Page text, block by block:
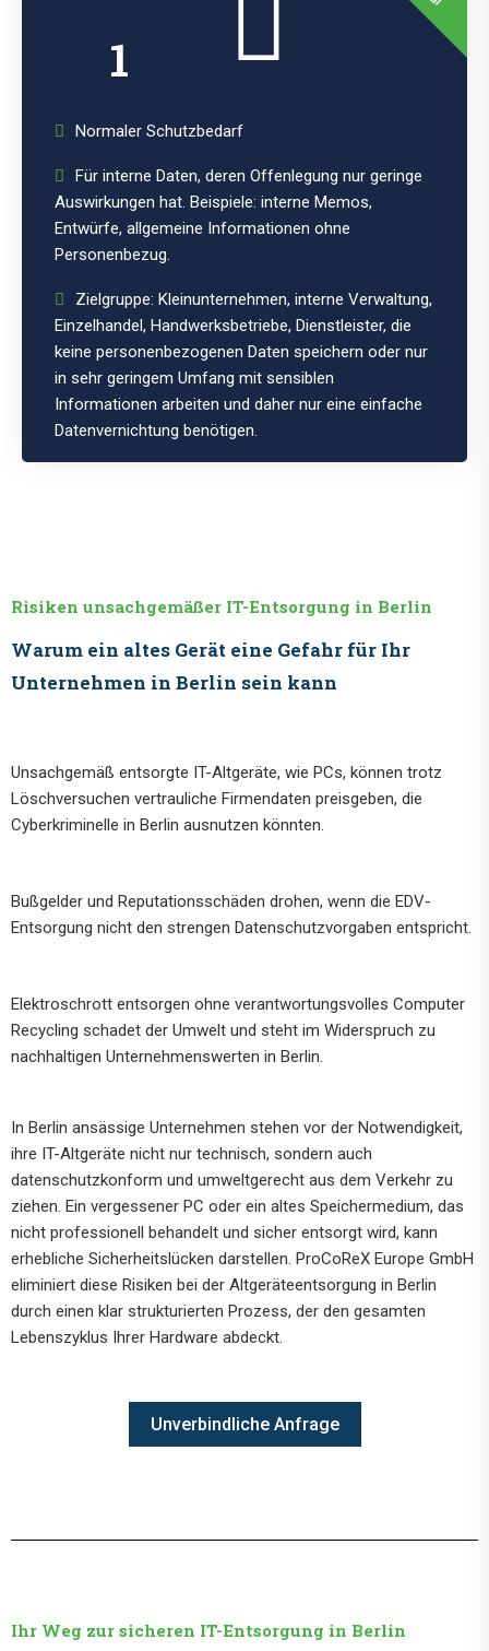
1
Normaler Schutzbedarf
Für interne Daten, deren Offenlegung nur geringe
Auswirkungen hat. Beispiele: interne Memos,
Entwürfe, allgemeine Informationen ohne
Personenbezug.
Zielgruppe: Kleinunternehmen, interne Verwaltung,
Einzelhandel, Handwerksbetriebe, Dienstleister, die
keine personenbezogenen Daten speichern oder nur
in sehr geringem Umfang mit sensiblen
Informationen arbeiten und daher nur eine einfache
Datenvernichtung benötigen.
Risiken unsachgemäßer IT-Entsorgung in Berlin
Warum ein altes Gerät eine Gefahr für Ihr
Unternehmen in Berlin sein kann
Unsachgemäß entsorgte IT-Altgeräte, wie PCs, können trotz
Löschversuchen vertrauliche Firmendaten preisgeben, die
Cyberkriminelle in Berlin ausnutzen könnten.
Bußgelder und Reputationsschäden drohen, wenn die EDV-
Entsorgung nicht den strengen Datenschutzvorgaben entspricht.
Elektroschrott entsorgen ohne verantwortungsvolles Computer
Recycling schadet der Umwelt und steht im Widerspruch zu
nachhaltigen Unternehmenswerten in Berlin.
In Berlin ansässige Unternehmen stehen vor der Notwendigkeit,
ihre IT-Altgeräte nicht nur technisch, sondern auch
datenschutzkonform und umweltgerecht aus dem Verkehr zu
ziehen. Ein vergessener PC oder ein altes Speichermedium, das
nicht professionell behandelt und sicher entsorgt wird, kann
erhebliche Sicherheitslücken darstellen. ProCoReX Europe GmbH
eliminiert diese Risiken bei der Altgeräteentsorgung in Berlin
durch einen klar strukturierten Prozess, der den gesamten
Lebenszyklus Ihrer Hardware abdeckt.
Unverbindliche Anfrage
Ihr Weg zur sicheren IT-Entsorgung in Berlin